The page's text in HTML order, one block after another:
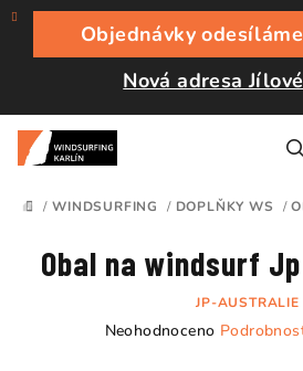
Přejít
obsah
Objednávky odesíláme
Nová adresa
DOMŮ
/ WINDSURFING / DOPLŇKY WS /
Obal na windsurf
JP-AUSTRALIE
Průměrné
Neohodnoceno